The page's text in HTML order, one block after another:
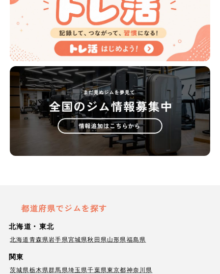
都道府県でジムを探す
北海道・東北
北海道青森県岩手県宮城県秋田県山形県福島県
関東
茨城県栃木県群馬県埼玉県千葉県東京都神奈川県